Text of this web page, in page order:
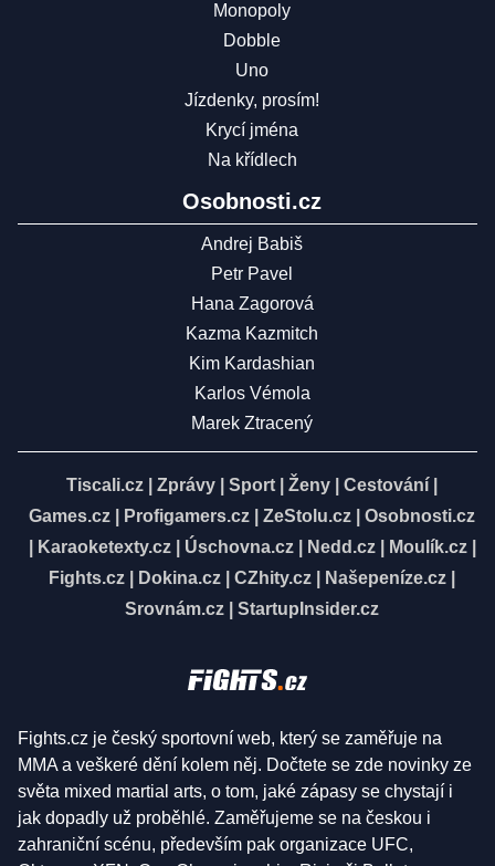
Monopoly
Dobble
Uno
Jízdenky, prosím!
Krycí jména
Na křídlech
Osobnosti.cz
Andrej Babiš
Petr Pavel
Hana Zagorová
Kazma Kazmitch
Kim Kardashian
Karlos Vémola
Marek Ztracený
Tiscali.cz Zprávy Sport Ženy Cestování
Games.cz
Profigamers.cz ZeStolu.cz
Osobnosti.cz
Karaoketexty.cz| Úschovna.cz| Nedd.cz| Moulík.cz|
Fights.cz
Dokina.cz CZhity.cz Našepeníze.cz
Srovnám.cz
StartupInsider.cz
Fights.cz je český sportovní web, který se zaměřuje na
MMA a veškeré dění kolem něj. Dočtete se zde novinky ze
světa mixed martial arts, o tom, jaké zápasy se chystají i
jak dopadly už proběhlé. Zaměřujeme se na českou i
zahraniční scénu, především pak organizace UFC,